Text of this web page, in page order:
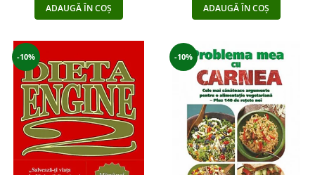
ADAUGĂ ÎN COȘ ADAUGĂ ÎN COȘ
-10% -10%